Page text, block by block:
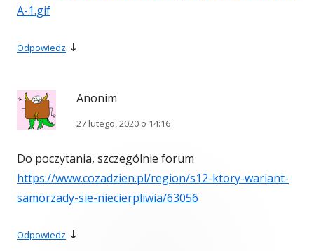
A-1.gif
Odpowiedz ↓
Anonim
27 lutego, 2020 o 14:16
Do poczytania, szczególnie forum
https://www.cozadzien.pl/region/s12-ktory-wariant-
samorzady-sie-niecierpliwia/63056
Odpowiedz ↓